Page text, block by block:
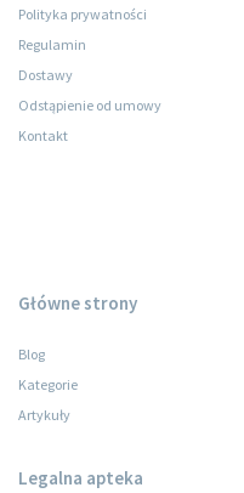
Polityka prywatności
Regulamin
Dostawy
Odstąpienie od umowy
Kontakt
Główne strony
Blog
Kategorie
Artykuły
Legalna apteka